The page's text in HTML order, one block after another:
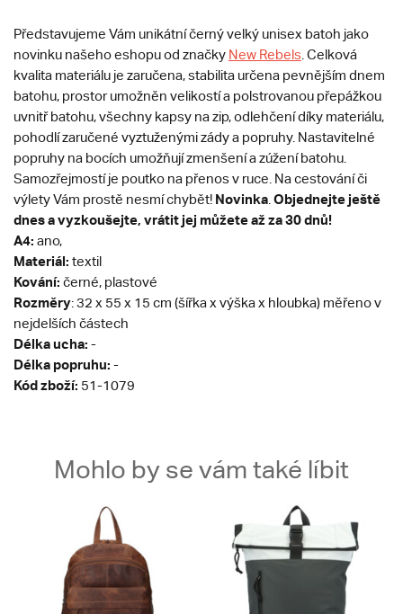
Představujeme Vám unikátní černý velký unisex batoh jako
novinku našeho eshopu od značky New Rebels . Celková
kvalita materiálu je zaručena, stabilita určena pevnějším dnem
batohu, prostor umožněn velikostí a polstrovanou přepážkou
uvnitř batohu, všechny kapsy na zip, odlehčení díky materiálu,
pohodlí zaručené vyztuženými zády a popruhy. Nastavitelné
popruhy na bocích umožňují zmenšení a zúžení batohu.
Samozřejmostí je poutko na přenos v ruce. Na cestování či
výlety Vám prostě nesmí chybět! Novinka Objednejte ještě
dnes a vyzkoušejte, vrátit jej můžete až za 30 dnů!
A4: ano,
Materiál: textil
Kování: černé, plastové
Rozměry: 32 x 55 x 15 cm (šířka x výška x hloubka) měřeno v
nejdelších částech
Délka ucha: -
Délka popruhu: -
Kód zboží: 51-1079
Mohlo by se vám také líbit